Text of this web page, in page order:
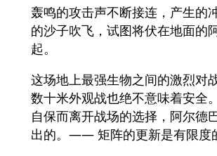
轰鸣的攻击声不断接连，产生的
的沙子吹飞，试图将伏在地面的
起。
这场地上最强生物之间的激烈对
数十米外观战也绝不意味着安全
自保而离开战场的选择，阿尔德
出的。—— 矩阵的更新是有限度